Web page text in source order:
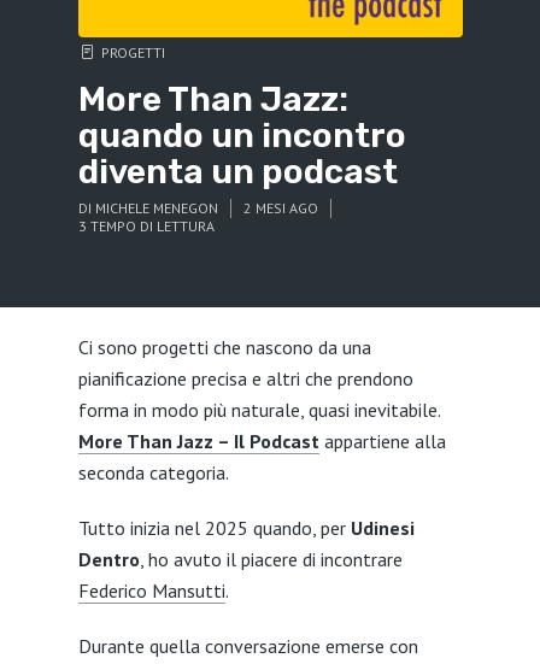
PROGETTI
More Than Jazz:
quando un incontro
diventa un podcast
DI MICHELE MENEGON
2 MESI AGO
3 TEMPO DI LETTURA
Ci sono progetti che nascono da una
pianificazione precisa e altri che prendono
forma in modo più naturale, quasi inevitabile.
More Than Jazz – Il Podcastappartiene alla
seconda categoria.
Tutto inizia nel 2025 quando, per Udinesi
Dentro, ho avuto il piacere di incontrare
Federico Mansutti.
Durante quella conversazione emerse con